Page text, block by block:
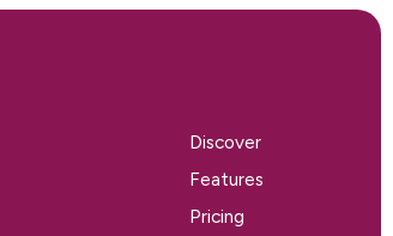
Discover
Features
Pricing